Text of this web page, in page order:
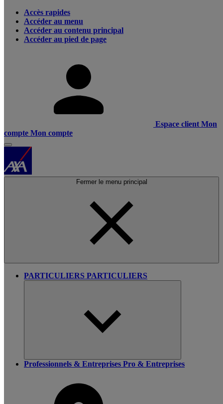
Accès rapides
Accéder au menu
Accéder au contenu principal
Accéder au pied de page
Espace client Mon
compte Mon compte
Fermer le menu principal
PARTICULIERS PARTICULIERS
Professionnels & Entreprises Pro & Entreprises